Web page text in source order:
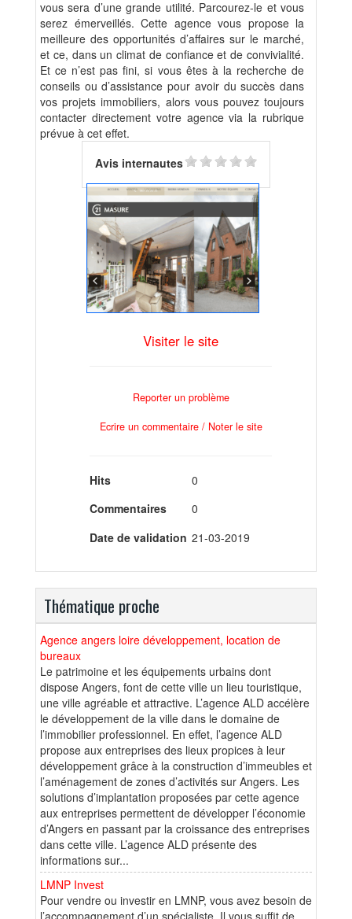
vous sera d’une grande utilité. Parcourez-le et vous
serez émerveillés. Cette agence vous propose la
meilleure des opportunités d’affaires sur le marché,
et ce, dans un climat de confiance et de convivialité.
Et ce n’est pas fini, si vous êtes à la recherche de
conseils ou d’assistance pour avoir du succès dans
vos projets immobiliers, alors vous pouvez toujours
contacter directement votre agence via la rubrique
prévue à cet effet.
Avis internautes
Visiter le site
Reporter un problème
Ecrire un commentaire / Noter le site
Hits
0
Commentaires
0
Date de validation 21-03-2019
Thématique proche
Agence angers loire développement, location de
bureaux
Le patrimoine et les équipements urbains dont
dispose Angers, font de cette ville un lieu touristique,
une ville agréable et attractive. L’agence ALD accélère
le développement de la ville dans le domaine de
l’immobilier professionnel. En effet, l’agence ALD
propose aux entreprises des lieux propices à leur
développement grâce à la construction d’immeubles et
l’aménagement de zones d’activités sur Angers. Les
solutions d’implantation proposées par cette agence
aux entreprises permettent de développer l’économie
d’Angers en passant par la croissance des entreprises
dans cette ville. L’agence ALD présente des
informations sur...
LMNP Invest
Pour vendre ou investir en LMNP, vous avez besoin de
l’accompagnement d’un spécialiste. Il vous suffit de